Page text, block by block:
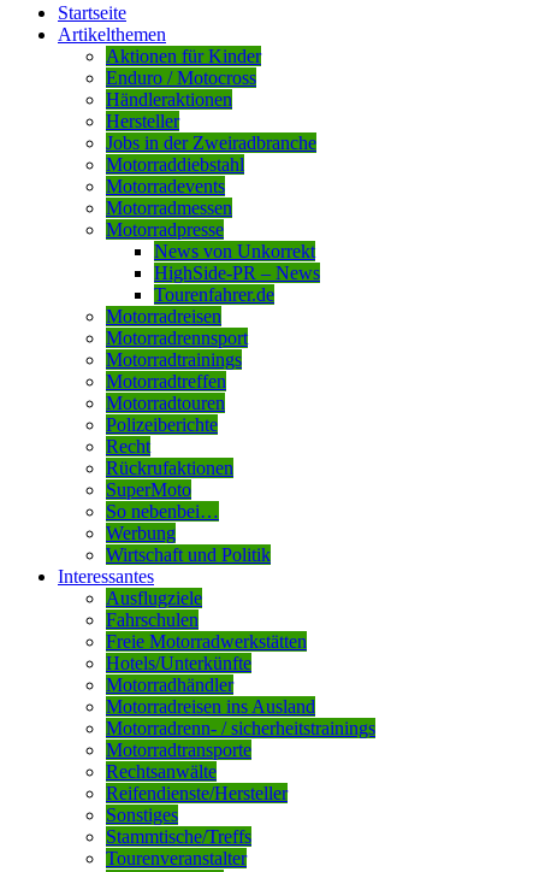
Startseite
Artikelthemen
Aktionen für Kinder
Enduro / Motocross
Händleraktionen
Hersteller
Jobs in der Zweiradbranche
Motorraddiebstahl
Motorradevents
Motorradmessen
Motorradpresse
News von Unkorrekt
HighSide-PR – News
Tourenfahrer.de
Motorradreisen
Motorradrennsport
Motorradtrainings
Motorradtreffen
Motorradtouren
Polizeiberichte
Recht
Rückrufaktionen
SuperMoto
So nebenbei…
Werbung
Wirtschaft und Politik
Interessantes
Ausflugziele
Fahrschulen
Freie Motorradwerkstätten
Hotels/Unterkünfte
Motorradhändler
Motorradreisen ins Ausland
Motorradrenn- / sicherheitstrainings
Motorradtransporte
Rechtsanwälte
Reifendienste/Hersteller
Sonstiges
Stammtische/Treffs
Tourenveranstalter